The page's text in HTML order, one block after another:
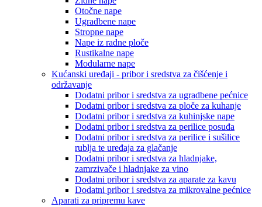
Otočne nape
Ugradbene nape
Stropne nape
Nape iz radne ploče
Rustikalne nape
Modularne nape
Kućanski uređaji - pribor i sredstva za čišćenje i
održavanje
Dodatni pribor i sredstva za ugradbene pećnice
Dodatni pribor i sredstva za ploče za kuhanje
Dodatni pribor i sredstva za kuhinjske nape
Dodatni pribor i sredstva za perilice posuđa
Dodatni pribor i sredstva za perilice i sušilice
rublja te uređaja za glačanje
Dodatni pribor i sredstva za hladnjake,
zamrzivače i hladnjake za vino
Dodatni pribor i sredstva za aparate za kavu
Dodatni pribor i sredstva za mikrovalne pećnice
Aparati za pripremu kave